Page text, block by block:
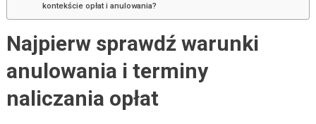
kontekście opłat i anulowania?
Najpierw sprawdź warunki
anulowania i terminy
naliczania opłat